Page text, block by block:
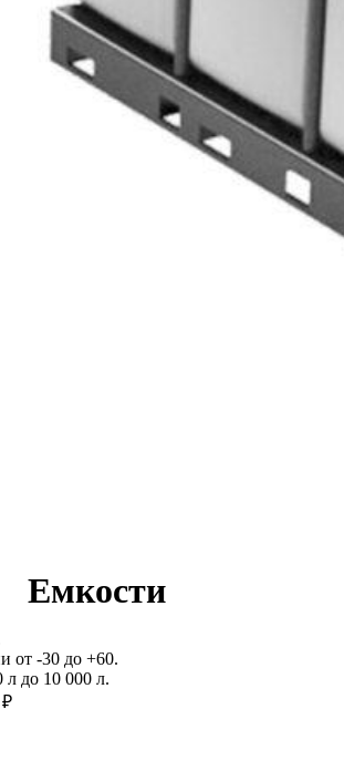
Емкости
от -30 до +60.
до 10 000 л.
₽